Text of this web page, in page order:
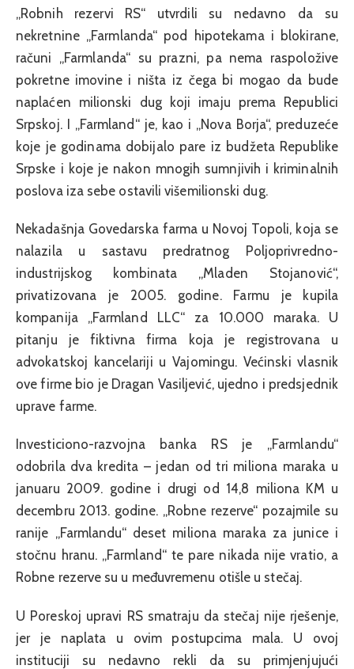
„Robnih rezervi RS“ utvrdili su nedavno da su
nekretnine „Farmlanda“ pod hipotekama i blokirane,
računi „Farmlanda“ su prazni, pa nema raspoložive
pokretne imovine i ništa iz čega bi mogao da bude
naplaćen milionski dug koji imaju prema Republici
Srpskoj. I „Farmland“ je, kao i „Nova Borja“, preduzeće
koje je godinama dobijalo pare iz budžeta Republike
Srpske i koje je nakon mnogih sumnjivih i kriminalnih
poslova iza sebe ostavili višemilionski dug.
Nekadašnja Govedarska farma u Novoj Topoli, koja se
nalazila u sastavu predratnog Poljoprivredno-
industrijskog kombinata „Mladen Stojanović“,
privatizovana je 2005. godine. Farmu je kupila
kompanija „Farmland LLC“ za 10.000 maraka. U
pitanju je fiktivna firma koja je registrovana u
advokatskoj kancelariji u Vajomingu. Većinski vlasnik
ove firme bio je Dragan Vasiljević, ujedno i predsjednik
uprave farme.
Investiciono-razvojna banka RS je „Farmlandu“
odobrila dva kredita – jedan od tri miliona maraka u
januaru 2009. godine i drugi od 14,8 miliona KM u
decembru 2013. godine. „Robne rezerve“ pozajmile su
ranije „Farmlandu“ deset miliona maraka za junice i
stočnu hranu. „Farmland“ te pare nikada nije vratio, a
Robne rezerve su u međuvremenu otišle u stečaj.
U Poreskoj upravi RS smatraju da stečaj nije rješenje,
jer je naplata u ovim postupcima mala. U ovoj
instituciji su nedavno rekli da su primjenjujući